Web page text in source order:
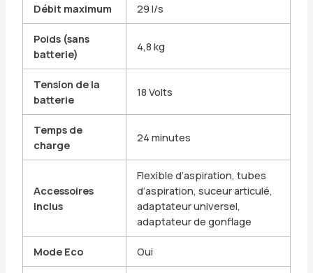
Débit maximum 29 l/s
Poids (sans
batterie)
4,8 kg
Tension de la
batterie
18 Volts
Temps de
charge
24 minutes
Accessoires
inclus
Flexible d’aspiration, tubes
d’aspiration, suceur articulé,
adaptateur universel,
adaptateur de gonflage
Mode Eco Oui